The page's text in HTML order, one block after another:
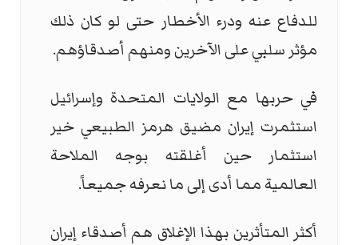
للدفاع عنه ودرء الأخطار حتى لو كان ذلك
مؤثر سلبي على الآخرين ومنهم أصدقاؤهم.
في حربها مع الولايات المتحدة وإسرائيل
استثمرت إيران مضيق هرمز الطبيعي خير
استثمار حين أغلقته بوجه الملاحة
العالمية مما أدى إلى ما نعرفه جميعاً.
أكثر المتأثرين بهذا الإغلاق هم أصدقاء إيران